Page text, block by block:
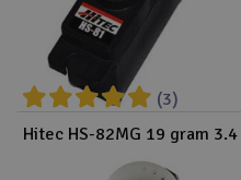
(3)
Hitec HS-82MG 19 gram